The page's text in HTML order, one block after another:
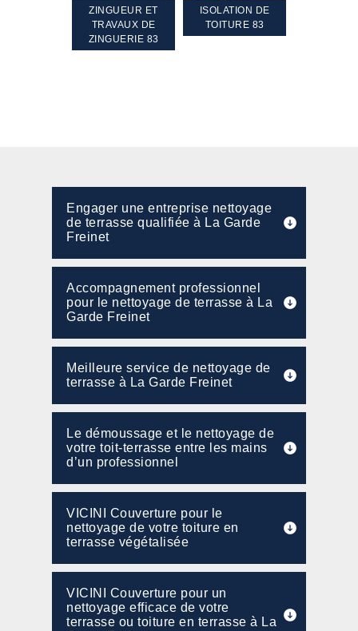
ZINGUEUR ET
TRAVAUX DE
ZINGUERIE 83
ISOLATION DE
TOITURE 83
Engager une entreprise nettoyage
de terrasse qualifiée à La Garde
Freinet
Accompagnement professionnel
pour le nettoyage de terrasse à La
Garde Freinet
Meilleure service de nettoyage de
terrasse à La Garde Freinet
Le démoussage et le nettoyage de
votre toit-terrasse entre les mains
d’un professionnel
VICINI Couverture pour le
nettoyage de votre toiture en
terrasse végétalisée
VICINI Couverture pour un
nettoyage efficace de votre
terrasse ou toiture en terrasse à La